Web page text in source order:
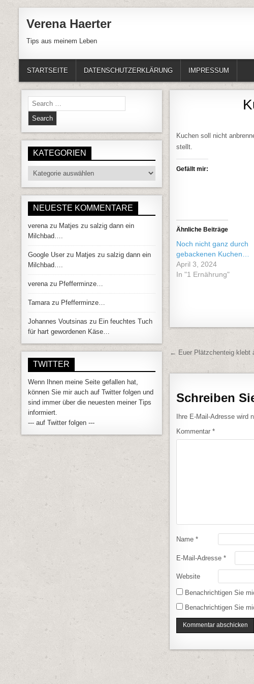
Verena Haerter
Tips aus meinem Leben
STARTSEITE DATENSCHUTZERKLÄRUNG IMPRESSUM
Kuchen soll nicht
stellt.
Gefällt mir:
Ähnliche Beiträge
Noch nicht ganz durch
gebackenen Kuchen…
April 3, 2024
In "1 Ernährung"
← Euer Plätzchenteig klebt
Schreiben
Ihre E-Mail-Adresse wird
Kommentar*
Name*
E-Mail-Adresse*
Website
Benachrichtigen Sie
Benachrichtigen Sie
Search for:
KATEGORIEN
Kategorien
NEUESTE KOMMENTARE
verenazu Matjes zu salzig dann ein
Milchbad….
Google User zu Matjes zu salzig dann ein
Milchbad….
verenazu Pfefferminze…
Tamarazu Pfefferminze…
Johannes Voutsinas zu Ein feuchtes Tuch
für hart gewordenen Käse…
TWITTER
Wenn Ihnen meine Seite gefallen hat,
können Sie mir auch auf Twitter folgen und
sind immer über die neuesten meiner Tips
informiert.
--- auf Twitter folgen ---